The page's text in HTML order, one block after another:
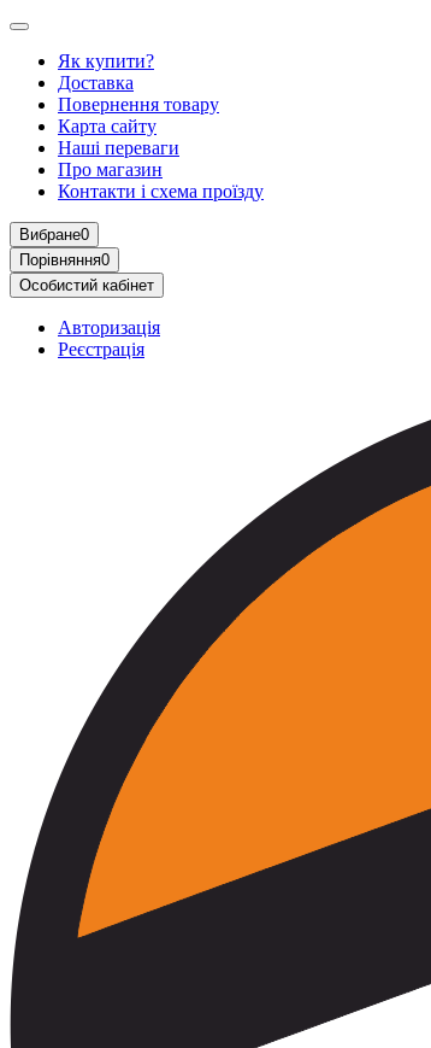
Як купити?
Доставка
Повернення товару
Карта сайту
Наші переваги
Про магазин
Контакти і схема проїзду
Вибране0
Порівняння0
Особистий кабінет
Авторизація
Реєстрація